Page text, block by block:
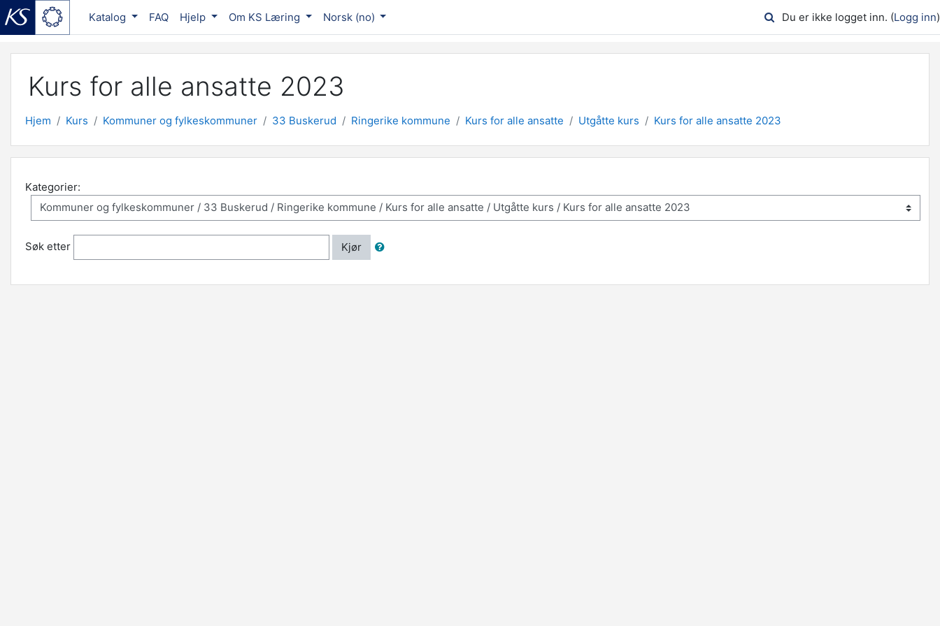
Katalog FAQ Hjelp Om KS Læring Norsk ‎(no)‎ Du er ikke logget inn. (Logg inn)
Kurs for alle ansatte 2023
Hjem Kurs Kommuner og fylkeskommuner 33 Buskerud Ringerike kommune Kurs for alle ansatte Utgåtte kurs Kurs for alle ansatte 2023
Kategorier:
Søk etter Kjør